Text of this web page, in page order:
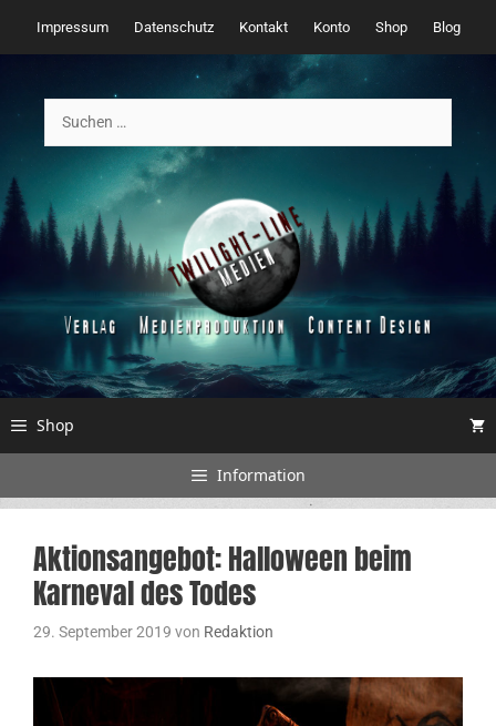
Inhalt
springen
Impressum Datenschutz Kontakt Konto Shop Blog
nach:
Shop
Information
Aktionsangebot: Halloween beim
Karneval des Todes
29. September 2019 von Redaktion